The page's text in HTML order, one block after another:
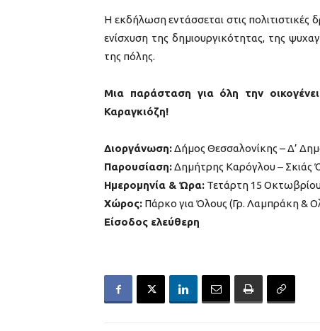
Η εκδήλωση εντάσσεται στις πολιτιστικές
ενίσχυση της δημιουργικότητας, της
της πόλης.
Μια παράσταση για όλη την
Καραγκιόζη!
Διοργάνωση:Δήμος Θεσσαλονίκης – Δ’
Παρουσίαση:Δημήτρης Καρόγλου – Σκιάς
Ημερομηνία & Ώρα: Τετάρτη 15 Οκτωβρίου
Χώρος: Πάρκο για Όλους (Γρ. Λαμπράκη &
Είσοδος ελεύθερη